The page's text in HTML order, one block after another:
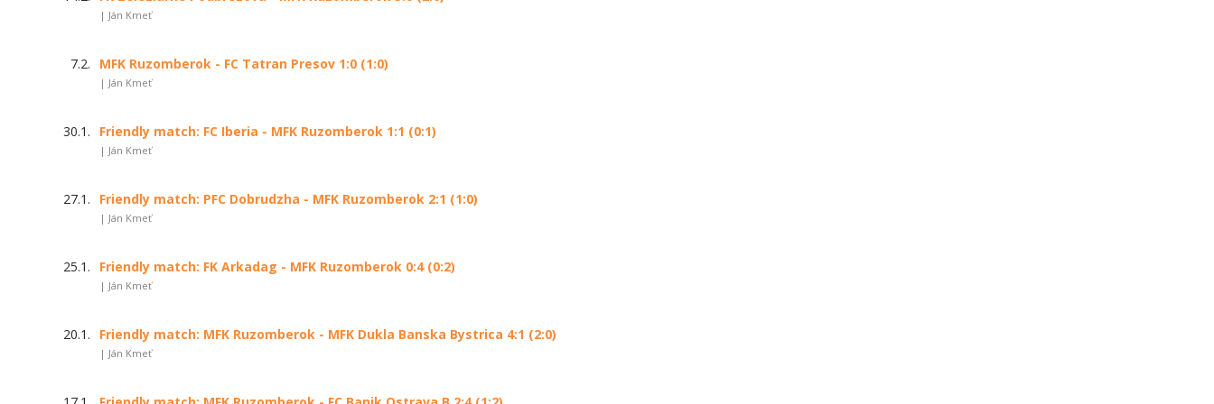
| Ján Kmeť
7.2. MFK Ruzomberok - FC Tatran Presov 1:0 (1:0)
| Ján Kmeť
30.1. Friendly match: FC Iberia - MFK Ruzomberok 1:1 (0:1)
| Ján Kmeť
27.1. Friendly match: PFC Dobrudzha - MFK Ruzomberok 2:1 (1:0)
| Ján Kmeť
25.1. Friendly match: FK Arkadag - MFK Ruzomberok 0:4 (0:2)
| Ján Kmeť
20.1. Friendly match: MFK Ruzomberok - MFK Dukla Banska Bystrica 4:1 (2:0)
| Ján Kmeť